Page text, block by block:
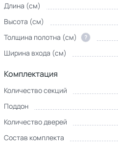
Длина (см)
Высота (см)
Толщина полотна (см)
?
Ширина входа (см)
Комплектация
Количество секций
Поддон
Количество дверей
Состав комплекта